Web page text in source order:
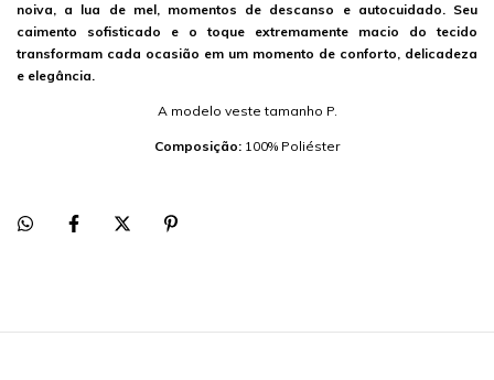
noiva, a lua de mel, momentos de descanso e autocuidado. Seu
caimento sofisticado e o toque extremamente macio do tecido
transformam cada ocasião em um momento de conforto, delicadeza
e elegância.
A modelo veste tamanho P.
Composição: 100% Poliéster